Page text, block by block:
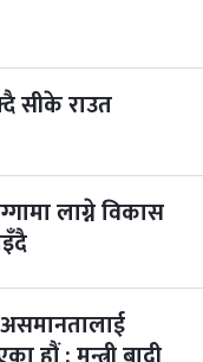
सीके राउत
लाग्ने विकास